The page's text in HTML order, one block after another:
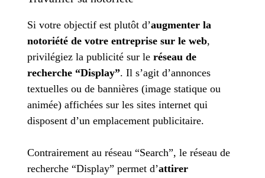
Si votre objectif est plutôt d’augmenter la
notoriété de votre entreprise sur le web,
privilégiez la publicité sur le réseau de
recherche “Display”. Il s’agit d’annonces
textuelles ou de bannières (image statique ou
animée) affichées sur les sites internet qui
disposent d’un emplacement publicitaire.
Contrairement au réseau “Search”, le réseau de
recherche “Display” permet d’attirer